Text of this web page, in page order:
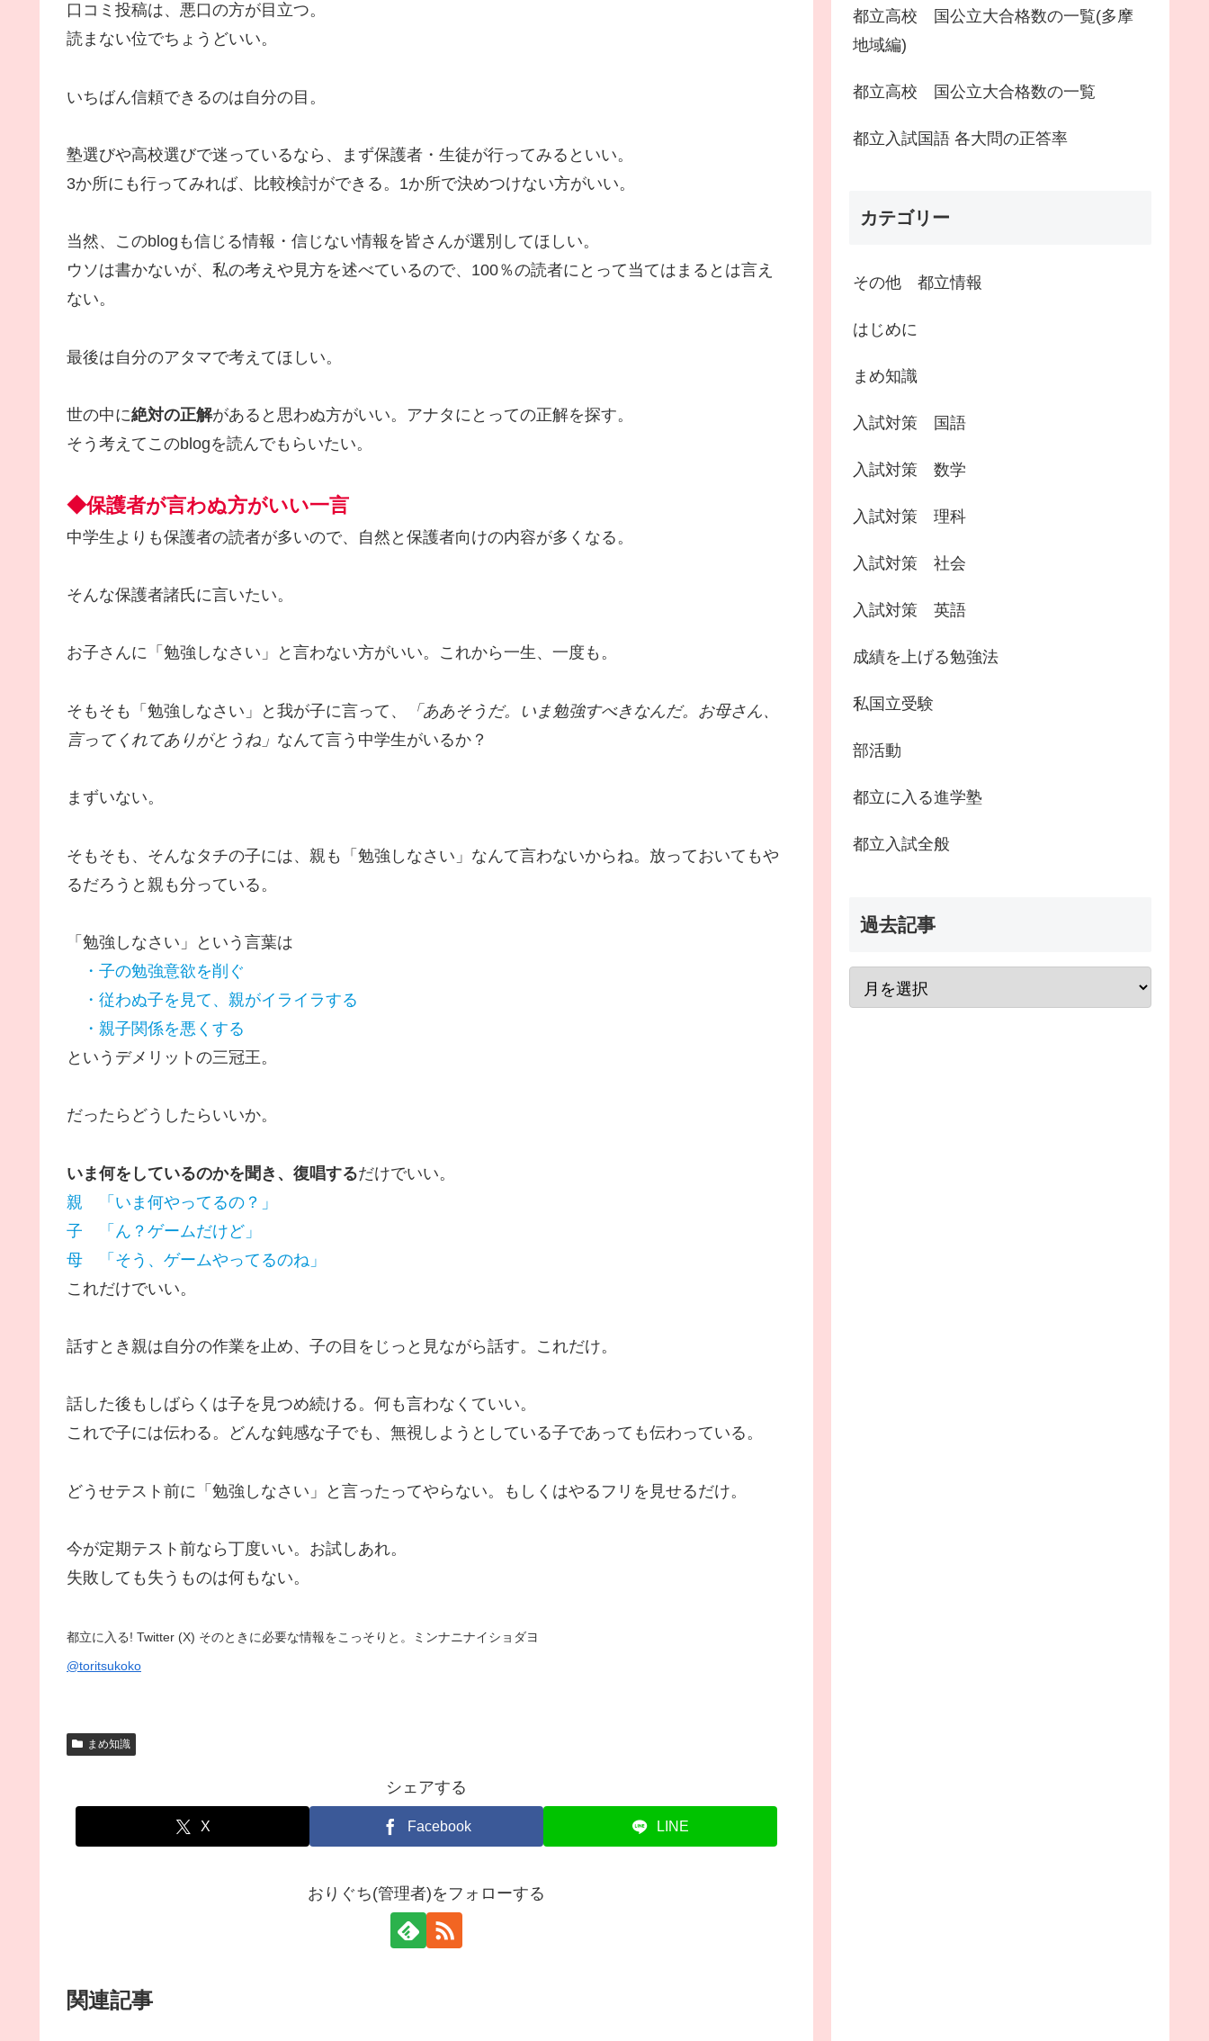
口コミ投稿は、悪口の方が目立つ。
読まない位でちょうどいい。
いちばん信頼できるのは自分の目。
塾選びや高校選びで迷っているなら、まず保護者・生徒が行ってみるといい。
3か所にも行ってみれば、比較検討ができる。1か所で決めつけない方がいい。
当然、このblogも信じる情報・信じない情報を皆さんが選別してほしい。
ウソは書かないが、私の考えや見方を述べているので、100％の読者にとって当てはまるとは言え
ない。
最後は自分のアタマで考えてほしい。
世の中に絶対の正解があると思わぬ方がいい。アナタにとっての正解を探す。
そう考えてこのblogを読んでもらいたい。
◆保護者が言わぬ方がいい一言
中学生よりも保護者の読者が多いので、自然と保護者向けの内容が多くなる。
そんな保護者諸氏に言いたい。
お子さんに「勉強しなさい」と言わない方がいい。これから一生、一度も。
そもそも「勉強しなさい」と我が子に言って、
「ああそうだ。いま勉強すべきなんだ。お母さん、
言ってくれてありがとうね」 なんて言う中学生がいるか？
まずいない。
そもそも、そんなタチの子には、親も「勉強しなさい」なんて言わないからね。放っておいてもや
るだろうと親も分っている。
「勉強しなさい」という言葉は
・子の勉強意欲を削ぐ
・従わぬ子を見て、親がイライラする
・親子関係を悪くする
というデメリットの三冠王。
だったらどうしたらいいか。
いま何をしているのかを聞き、復唱するだけでいい。
親 「いま何やってるの？」
子 「ん？ゲームだけど」
母 「そう、ゲームやってるのね」
これだけでいい。
話すとき親は自分の作業を止め、子の目をじっと見ながら話す。これだけ。
話した後もしばらくは子を見つめ続ける。何も言わなくていい。
これで子には伝わる。どんな鈍感な子でも、無視しようとしている子であっても伝わっている。
どうせテスト前に「勉強しなさい」と言ったってやらない。もしくはやるフリを見せるだけ。
今が定期テスト前なら丁度いい。お試しあれ。
失敗しても失うものは何もない。
都立に入る! Twitter (X) そのときに必要な情報をこっそりと。ミンナニナイショダヨ
@toritsukoko
まめ知識
シェアする
X Facebook LINE
おりぐち(管理者)をフォローする
関連記事
都立高校 国公立大合格数の一覧(多摩
地域編)
都立高校 国公立大合格数の一覧
都立入試国語 各大問の正答率
カテゴリー
その他 都立情報
はじめに
まめ知識
入試対策 国語
入試対策 数学
入試対策 理科
入試対策 社会
入試対策 英語
成績を上げる勉強法
私国立受験
部活動
都立に入る進学塾
都立入試全般
過去記事